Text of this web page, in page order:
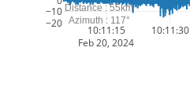
10:11:15
Feb 20, 2024
10:11:30
−20
−10 Distance : 55km
Azimuth : 117°